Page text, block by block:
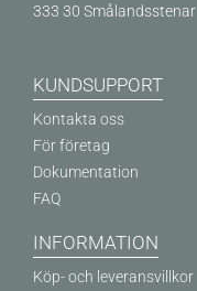
333 30 Smålandsstenar
KUNDSUPPORT
Kontakta oss
För företag
Dokumentation
FAQ
INFORMATION
Köp- och leveransvillkor